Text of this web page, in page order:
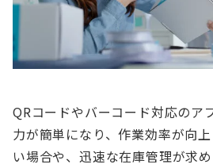
QRコードやバーコード対応のア
力が簡単になり、作業効率が向
い場合や、迅速な在庫管理が求